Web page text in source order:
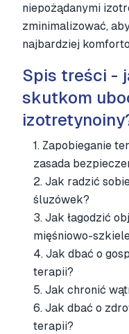
niepożądanymi
zminimalizować,
najbardziej
Spis treści -
skutkom
1. Zapobieganie
zasada
2. Jak radzić
śluzówek?
3. Jak łagodzić
mięśniowo-
4. Jak dbać o
terapii?
5. Jak chronić
6. Jak dbać o
terapii?